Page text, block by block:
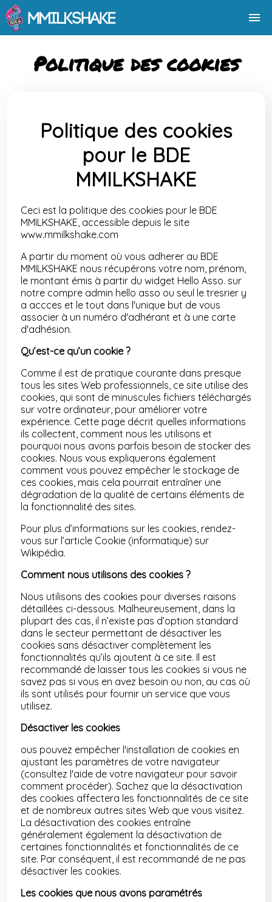
YEARBOOK
L'ÉQUIPE
CONTACT
Politique des cookies
Politique des cookies
pour le BDE
MMILKSHAKE
Ceci est la politique des cookies pour le BDE
MMILKSHAKE, accessible depuis le site
www.mmilkshake.com
A partir du moment où vous adherer au BDE
MMILKSHAKE nous récupérons votre nom, prénom,
le montant émis à partir du widget Hello Asso. sur
notre compre admin hello asso ou seul le tresrier y
a accces et le tout dans l'unique but de vous
associer à un numéro d'adhérant et à une carte
d'adhésion.
Qu’est-ce qu’un cookie ?
Comme il est de pratique courante dans presque
tous les sites Web professionnels, ce site utilise des
cookies, qui sont de minuscules fichiers téléchargés
sur votre ordinateur, pour améliorer votre
expérience. Cette page décrit quelles informations
ils collectent, comment nous les utilisons et
pourquoi nous avons parfois besoin de stocker des
cookies. Nous vous expliquerons également
comment vous pouvez empêcher le stockage de
ces cookies, mais cela pourrait entraîner une
dégradation de la qualité de certains éléments de
la fonctionnalité des sites.
Pour plus d’informations sur les cookies, rendez-
vous sur l’article Cookie (informatique) sur
Wikipédia.
Comment nous utilisons des cookies ?
Nous utilisons des cookies pour diverses raisons
détaillées ci-dessous. Malheureusement, dans la
plupart des cas, il n’existe pas d’option standard
dans le secteur permettant de désactiver les
cookies sans désactiver complètement les
fonctionnalités qu’ils ajoutent à ce site. Il est
recommandé de laisser tous les cookies si vous ne
savez pas si vous en avez besoin ou non, au cas où
ils sont utilisés pour fournir un service que vous
utilisez.
Désactiver les cookies
ous pouvez empêcher l'installation de cookies en
ajustant les paramètres de votre navigateur
(consultez l'aide de votre navigateur pour savoir
comment procéder). Sachez que la désactivation
des cookies affectera les fonctionnalités de ce site
et de nombreux autres sites Web que vous visitez.
La désactivation des cookies entraîne
généralement également la désactivation de
certaines fonctionnalités et fonctionnalités de ce
site. Par conséquent, il est recommandé de ne pas
désactiver les cookies.
Les cookies que nous avons paramétrés